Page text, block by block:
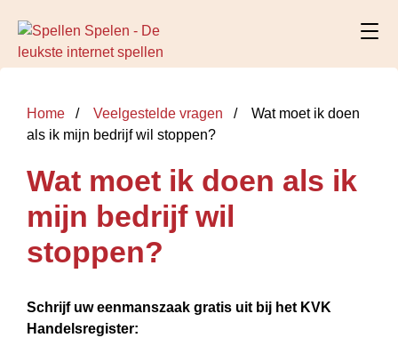
Home Veelgestelde vragen
Wat moet ik doen
als ik mijn bedrijf wil stoppen?
Wat moet ik doen als ik
mijn bedrijf wil
stoppen?
Schrijf uw eenmanszaak gratis uit bij het KVK
Handelsregister: